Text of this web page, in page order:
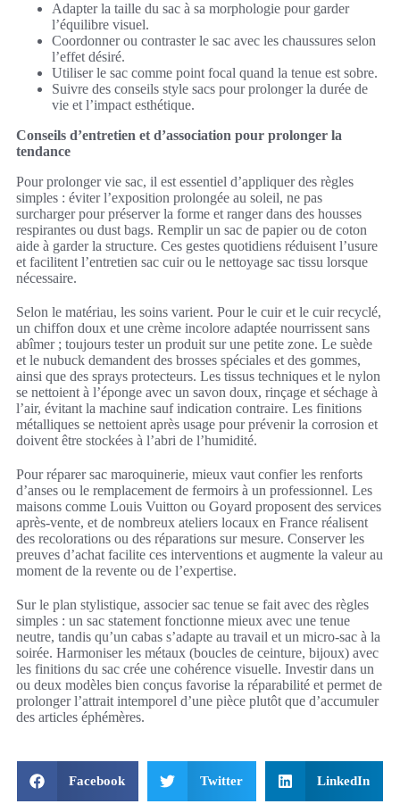
Adapter la taille du sac à sa morphologie pour garder
l’équilibre visuel.
Coordonner ou contraster le sac avec les chaussures selon
l’effet désiré.
Utiliser le sac comme point focal quand la tenue est sobre.
Suivre des conseils style sacs pour prolonger la durée de
vie et l’impact esthétique.
Conseils d’entretien et d’association pour prolonger la
tendance
Pour prolonger vie sac, il est essentiel d’appliquer des règles
simples : éviter l’exposition prolongée au soleil, ne pas
surcharger pour préserver la forme et ranger dans des housses
respirantes ou dust bags. Remplir un sac de papier ou de coton
aide à garder la structure. Ces gestes quotidiens réduisent l’usure
et facilitent l’entretien sac cuir ou le nettoyage sac tissu lorsque
nécessaire.
Selon le matériau, les soins varient. Pour le cuir et le cuir recyclé,
un chiffon doux et une crème incolore adaptée nourrissent sans
abîmer ; toujours tester un produit sur une petite zone. Le suède
et le nubuck demandent des brosses spéciales et des gommes,
ainsi que des sprays protecteurs. Les tissus techniques et le nylon
se nettoient à l’éponge avec un savon doux, rinçage et séchage à
l’air, évitant la machine sauf indication contraire. Les finitions
métalliques se nettoient après usage pour prévenir la corrosion et
doivent être stockées à l’abri de l’humidité.
Pour réparer sac maroquinerie, mieux vaut confier les renforts
d’anses ou le remplacement de fermoirs à un professionnel. Les
maisons comme Louis Vuitton ou Goyard proposent des services
après-vente, et de nombreux ateliers locaux en France réalisent
des recolorations ou des réparations sur mesure. Conserver les
preuves d’achat facilite ces interventions et augmente la valeur au
moment de la revente ou de l’expertise.
Sur le plan stylistique, associer sac tenue se fait avec des règles
simples : un sac statement fonctionne mieux avec une tenue
neutre, tandis qu’un cabas s’adapte au travail et un micro-sac à la
soirée. Harmoniser les métaux (boucles de ceinture, bijoux) avec
les finitions du sac crée une cohérence visuelle. Investir dans un
ou deux modèles bien conçus favorise la réparabilité et permet de
prolonger l’attrait intemporel d’une pièce plutôt que d’accumuler
des articles éphémères.
Facebook Twitter LinkedIn